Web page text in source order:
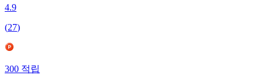
4.9
(27)
300 적립